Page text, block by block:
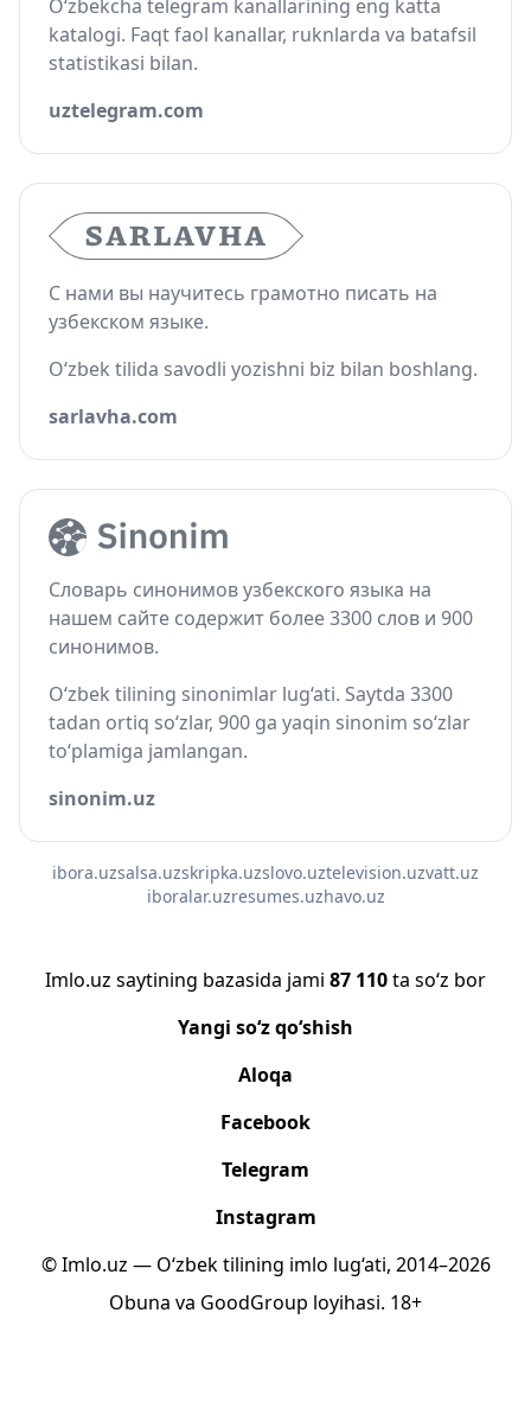
O‘zbekcha telegram kanallarining eng katta
katalogi. Faqt faol kanallar, ruknlarda va batafsil
statistikasi bilan.
uztelegram.com
С нами вы научитесь грамотно писать на
узбекском языке.
O‘zbek tilida savodli yozishni biz bilan boshlang.
sarlavha.com
Словарь синонимов узбекского языка на
нашем сайте содержит более 3300 слов и 900
синонимов.
O‘zbek tilining sinonimlar lug‘ati. Saytda 3300
tadan ortiq so‘zlar, 900 ga yaqin sinonim so‘zlar
to‘plamiga jamlangan.
sinonim.uz
ibora.uzsalsa.uzskripka.uzslovo.uztelevision.uzvatt.uz
iboralar.uzresumes.uzhavo.uz
Imlo.uz saytining bazasida jami 87 110ta so‘z bor
Yangi so‘z qo‘shish
Aloqa
Facebook
Telegram
Instagram
© Imlo.uz — O‘zbek tilining imlo lug‘ati, 2014–2026
Obuna va GoodGroup loyihasi. 18+